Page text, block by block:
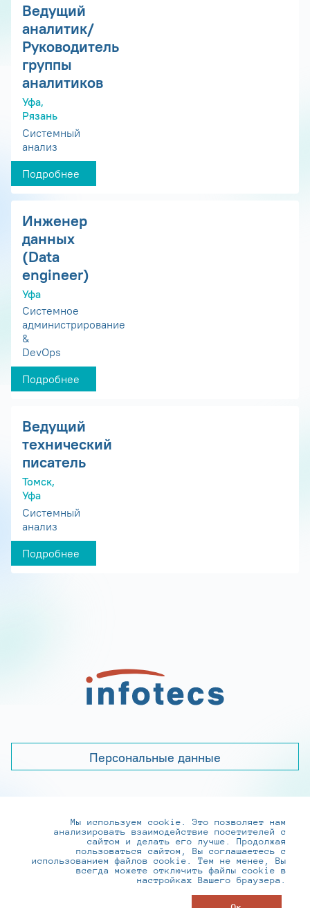
Ведущий
аналитик/
Руководитель
группы
аналитиков
Уфа,
Рязань
Системный
анализ
Подробнее
Инженер
данных
(Data
engineer)
Уфа
Системное
администрирование
&
DevOps
Подробнее
Ведущий
технический
писатель
Томск,
Уфа
Системный
анализ
Подробнее
Персональные данные
+7 (495) 737-6192, 8-800-250-0-260
practice@infotecs.ru,hr@infotecs.ru
127273, г. Москва, Отрадная ул., 2Б строение 1
Мы используем cookie. Это позволяет нам
анализировать взаимодействие посетителей с
сайтом и делать его лучше. Продолжая
пользоваться сайтом, Вы соглашаетесь с
использованием файлов cookie. Тем не менее, Вы
всегда можете отключить файлы cookie в
настройках Вашего браузера.